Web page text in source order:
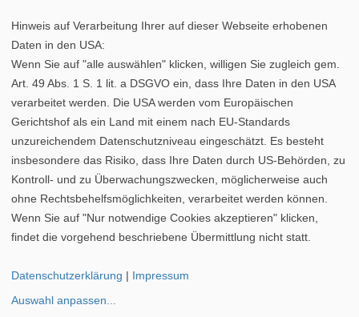
Datenschutz | Cookie-Einstellungen |
Impressum
©vipex.de
Pollenkarte Thüringen
Pollenkarte Sachsen-Anhalt
Hinweis auf Verarbeitung Ihrer auf dieser Webseite erhobenen
Daten in den USA:
Wenn Sie auf "alle auswählen" klicken, willigen Sie zugleich gem.
Art. 49 Abs. 1 S. 1 lit. a DSGVO ein, dass Ihre Daten in den USA
verarbeitet werden. Die USA werden vom Europäischen
Gerichtshof als ein Land mit einem nach EU-Standards
unzureichendem Datenschutzniveau eingeschätzt. Es besteht
insbesondere das Risiko, dass Ihre Daten durch US-Behörden, zu
Kontroll- und zu Überwachungszwecken, möglicherweise auch
ohne Rechtsbehelfsmöglichkeiten, verarbeitet werden können.
Wenn Sie auf "Nur notwendige Cookies akzeptieren" klicken,
findet die vorgehend beschriebene Übermittlung nicht statt.
Datenschutzerklärung | Impressum
Auswahl anpassen